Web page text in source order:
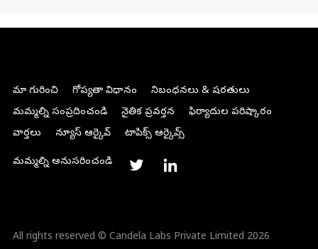
మా గురించి గోప్యతా విధానం
నిబంధనలు & షరతులు
మమ్మల్ని సంప్రదించండి
నైతిక ప్రవర్తన
ఫిర్యాదుల పరిష్కారం
వార్తలు
న్యూస్ ఆర్కైవ్ టాపిక్స్ ఆర్కైవ్స్
మమ్మల్ని అనుసరించండి
All rights reserved © Candela Labs Private Limited 2026